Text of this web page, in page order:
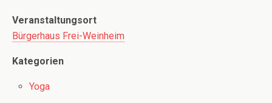
Veranstaltungsort
Bürgerhaus Frei-Weinheim
Kategorien
Yoga